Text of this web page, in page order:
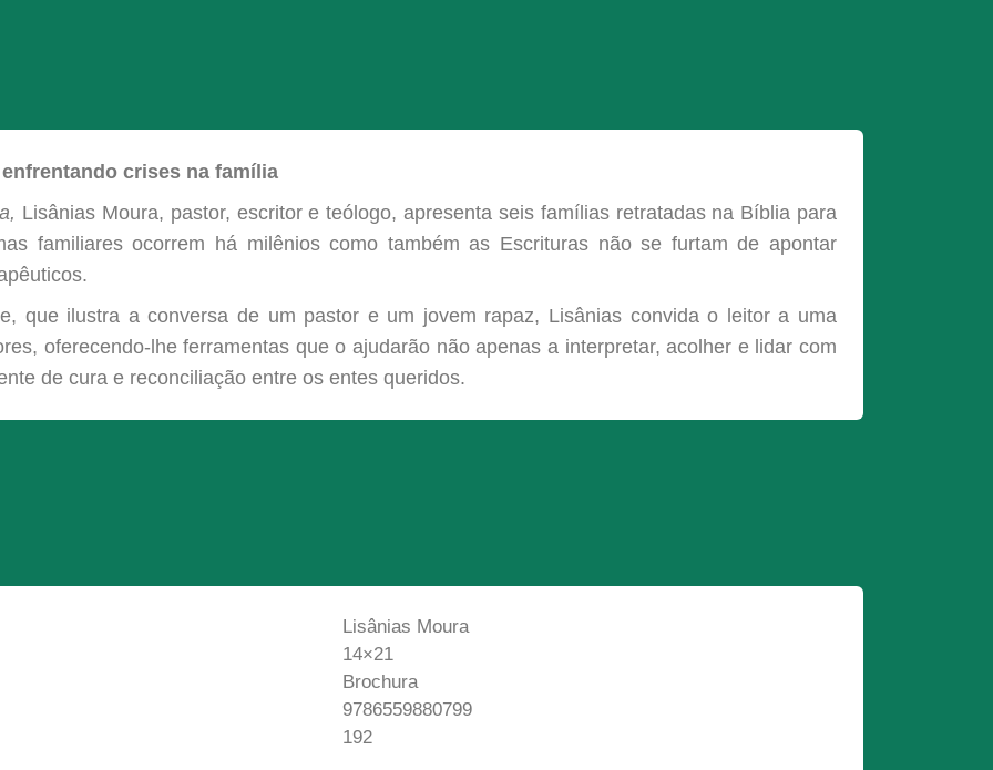
crises na família
Lisânias Moura, pastor, escritor e teólogo, apresenta seis famílias retratadas na Bíblia para
familiares ocorrem há milênios como também as Escrituras não se furtam de apontar
que ilustra a conversa de um pastor e um jovem rapaz, Lisânias convida o leitor a uma
oferecendo-lhe ferramentas que o ajudarão não apenas a interpretar, acolher e lidar com
de cura e reconciliação entre os entes queridos.
Lisânias Moura
14×21
Brochura
9786559880799
192